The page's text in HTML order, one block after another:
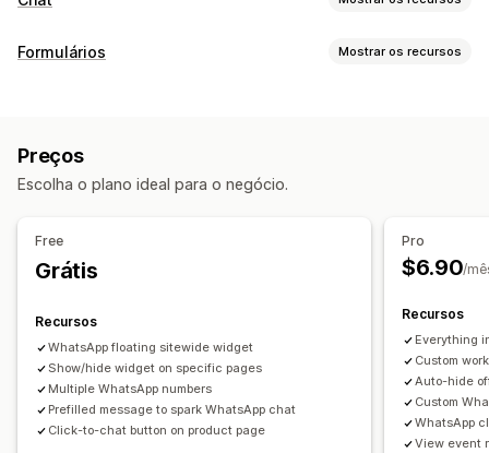
Mensagens em tempo real
Respostas automatizadas
Saudações
Respostas rápidas
Cor e fonte
Mensagens de boas-vindas
Botões de chat
Avatar do agente
Formulários Mostrar os recursos
Personalização
Gerenciamento de dados
Preços
Escolha o plano ideal para o negócio.
Free
Grátis
Recursos
WhatsApp floating sitewide widget
Show/hide widget on specific pages
Multiple WhatsApp numbers
Prefilled message to spark WhatsApp chat
Click-to-chat button on product page
Pro
$6.90/
Recursos
Everything
Custom
Auto-hide
Custom
WhatsApp
View event